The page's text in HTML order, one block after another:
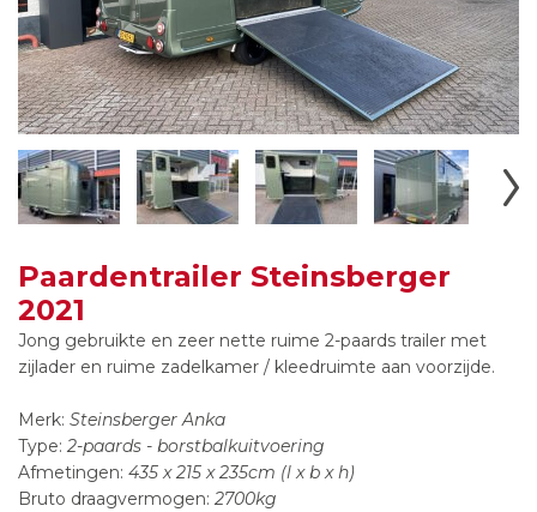
Paardentrailer Steinsberger
2021
Jong gebruikte en zeer nette ruime 2-paards trailer met
zijlader en ruime zadelkamer / kleedruimte aan voorzijde.
Merk: Steinsberger Anka
Type: 2-paards - borstbalkuitvoering
Afmetingen: 435 x 215 x 235cm (l x b x h)
Bruto draagvermogen: 2700kg